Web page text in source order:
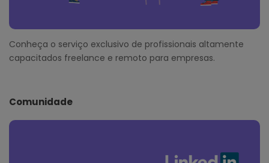
Conheça o serviço exclusivo de profissionais altamente
capacitados freelance e remoto para empresas.
Comunidade